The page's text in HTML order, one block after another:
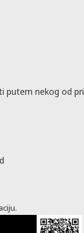
putem nekog od